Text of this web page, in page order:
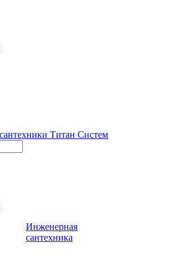
Инженерная
сантехника